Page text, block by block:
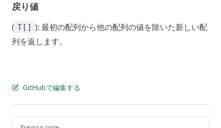
戻り値
( T[] ): 最初の配列から他の配列の値を除いた新しい配
列を返します。
GitHubで編集する
Pager